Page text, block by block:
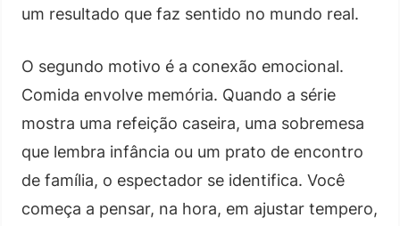
um resultado que faz sentido no mundo real.
O segundo motivo é a conexão emocional.
Comida envolve memória. Quando a série
mostra uma refeição caseira, uma sobremesa
que lembra infância ou um prato de encontro
de família, o espectador se identifica. Você
começa a pensar, na hora, em ajustar tempero,